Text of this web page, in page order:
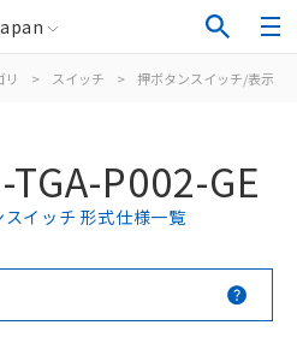
リ > スイッチ > 押ボタンスイッチ/表示灯
P002-GE
イッチ 形式仕様一覧